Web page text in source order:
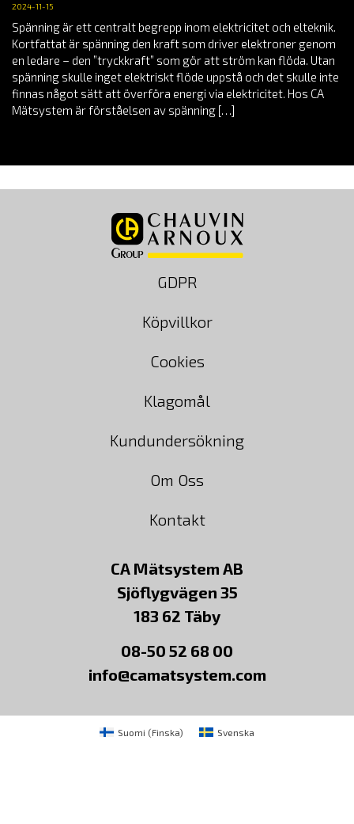
2024-11-15
Spänning är ett centralt begrepp inom elektricitet och elteknik.
Kortfattat är spänning den kraft som driver elektroner genom
en ledare – den ”tryckkraft” som gör att ström kan flöda. Utan
spänning skulle inget elektriskt flöde uppstå och det skulle inte
finnas något sätt att överföra energi via elektricitet. Hos CA
Mätsystem är förståelsen av spänning […]
GDPR
Köpvillkor
Cookies
Klagomål
Kundundersökning
Om Oss
Kontakt
CA Mätsystem AB
Sjöflygvägen 35
183 62 Täby
08-50 52 68 00
info@camatsystem.com
Suomi (Finska) Svenska